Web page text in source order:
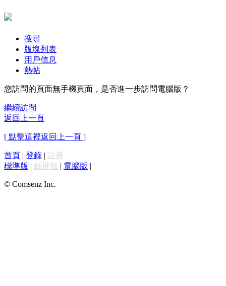
搜尋
版塊列表
用戶信息
熱帖
您訪問的頁面無手機頁面，是否進一步訪問電腦版？
繼續訪問
返回上一頁
[ 點擊這裡返回上一頁 ]
首頁 | 登錄 | 註冊
標準版 | 觸屏版 | 電腦版 |
© Comsenz Inc.